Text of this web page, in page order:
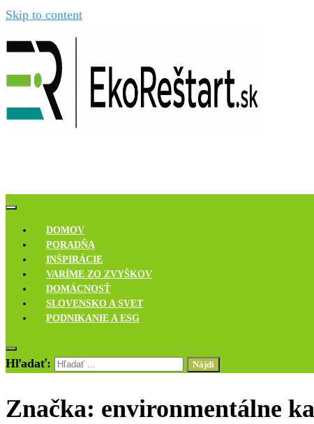
Skip to content
DOMOV
PORADŇA
INŠPIRÁCIE
VARÍME ZO ZVYŠKOV
DOMÁCNOSŤ
SLOVENSKO A SVET
PODNIKANIE A ESG
Hľadať:
Značka: environmentálne